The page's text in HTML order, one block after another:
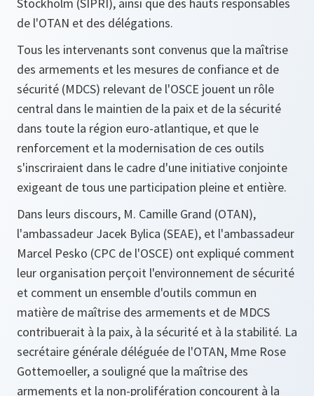
Stockholm (SIPRI), ainsi que des hauts responsables
de l'OTAN et des délégations.
Tous les intervenants sont convenus que la maîtrise
des armements et les mesures de confiance et de
sécurité (MDCS) relevant de l'OSCE jouent un rôle
central dans le maintien de la paix et de la sécurité
dans toute la région euro-atlantique, et que le
renforcement et la modernisation de ces outils
s'inscriraient dans le cadre d'une initiative conjointe
exigeant de tous une participation pleine et entière.
Dans leurs discours, M. Camille Grand (OTAN),
l'ambassadeur Jacek Bylica (SEAE), et l'ambassadeur
Marcel Pesko (CPC de l'OSCE) ont expliqué comment
leur organisation perçoit l'environnement de sécurité
et comment un ensemble d'outils commun en
matière de maîtrise des armements et de MDCS
contribuerait à la paix, à la sécurité et à la stabilité. La
secrétaire générale déléguée de l'OTAN, Mme Rose
Gottemoeller, a souligné que la maîtrise des
armements et la non-prolifération concourent à la